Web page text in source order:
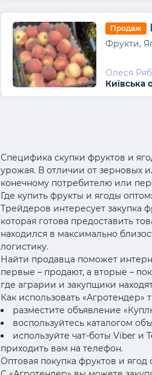
Продаж
Фрукти,
Олеся
Київська
Специфика скупки фруктов и
урожая. В отличии от зерновых
конечному потребителю или
Где купить фрукты и ягоды
Трейдеров интересует закупка
которая готова предоставить
находился в максимально
логистику.
Найти продавца поможет
первые – продают, а вторые –
где аграрии и закупщики
Как использовать «Агротендер»
разместите объявление
воспользуйтесь каталогом
используйте чат-боты Viber и
приходить вам на телефон.
Оптовая покупка фруктов и